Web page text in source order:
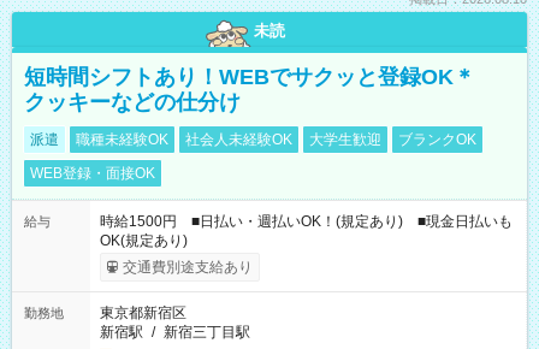
未読
短時間シフトあり！WEBでサクッと登録OK＊
クッキーなどの仕分け
派遣 職種未経験OK 社会人未経験OK 大学生歓迎
ブランクOK
WEB登録・面接OK
給与
時給1500円 ■日払い・週払いOK！(規定あり) ■現金日払いも
OK(規定あり)
交通費別途支給あり
勤務地
東京都新宿区
新宿駅 / 新宿三丁目駅